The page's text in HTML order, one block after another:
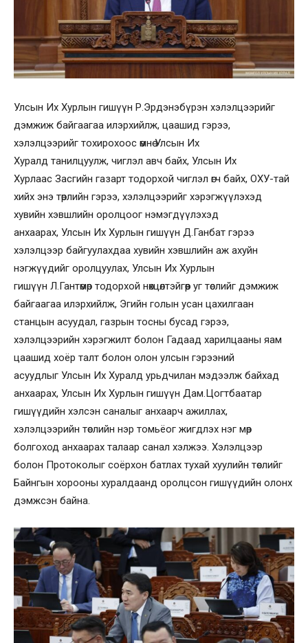
Улсын Их Хурлын гишүүн Р.Эрдэнэбүрэн хэлэлцээрийг
дэмжиж байгаагаа илэрхийлж, цаашид гэрээ,
хэлэлцээрийг тохирохоос өмнө Улсын Их
Хуралд танилцуулж, чиглэл авч байх, Улсын Их
Хурлаас Засгийн газарт тодорхой чиглэл өгч байх, ОХУ-тай
хийх энэ төрлийн гэрээ, хэлэлцээрийг хэрэгжүүлэхэд
хувийн хэвшлийн оролцоог нэмэгдүүлэхэд
анхаарах, Улсын Их Хурлын гишүүн Д.Ганбат гэрээ
хэлэлцээр байгуулахдаа хувийн хэвшлийн аж ахуйн
нэгжүүдийг оролцуулах, Улсын Их Хурлын
гишүүн Л.Гантөмөр тодорхой нөхцөлтэйгөөр уг төслийг дэмжиж
байгаагаа илэрхийлж, Эгийн голын усан цахилгаан
станцын асуудал, газрын тосны бусад гэрээ,
хэлэлцээрийн хэрэгжилт болон Гадаад харилцааны яам
цаашид хоёр талт болон олон улсын гэрээний
асуудлыг Улсын Их Хуралд урьдчилан мэдээлж байхад
анхаарах, Улсын Их Хурлын гишүүн Дам.Цогтбаатар
гишүүдийн хэлсэн саналыг анхаарч ажиллах,
хэлэлцээрийн төслийн нэр томьёог жигдлэх нэг мөр
болгоход анхаарах талаар санал хэлжээ. Хэлэлцээр
болон Протоколыг соёрхон батлах тухай хуулийн төслийг
Байнгын хорооны хуралдаанд оролцсон гишүүдийн олонх
дэмжсэн байна.